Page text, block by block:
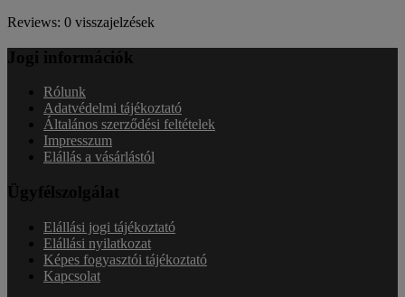
Reviews: 0 visszajelzések
Jogi információk
Rólunk
Adatvédelmi tájékoztató
Általános szerződési feltételek
Impresszum
Elállás a vásárlástól
Ügyfélszolgálat
Elállási jogi tájékoztató
Elállási nyilatkozat
Képes fogyasztói tájékoztató
Kapcsolat